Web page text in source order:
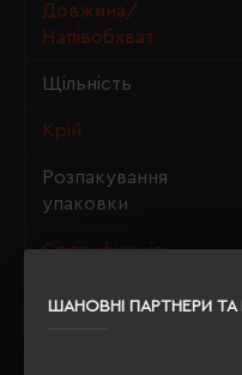
ШАНОВНІ ПАРТНЕРИ ТА
Довжина/
Напівобхват
Щільність
Крій
Розпакування
упаковки
Сертифікація